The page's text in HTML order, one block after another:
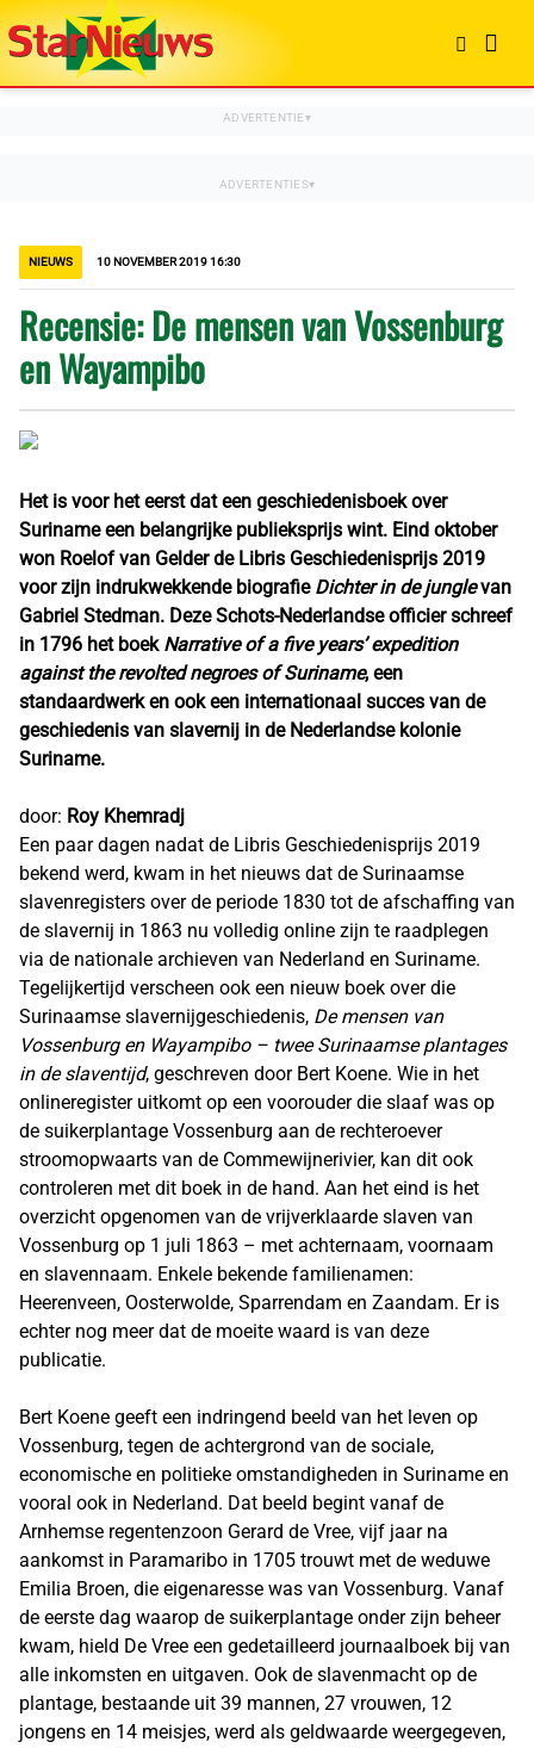
NIEUWS 10 NOVEMBER 2019 16:30
Recensie: De mensen van Vossenburg
en Wayampibo
Het is voor het eerst dat een geschiedenisboek over
Suriname een belangrijke publieksprijs wint. Eind oktober
won Roelof van Gelder de Libris Geschiedenisprijs 2019
voor zijn indrukwekkende biografie Dichter in de junglevan
Gabriel Stedman. Deze Schots-Nederlandse officier schreef
in 1796 het boek Narrative of a five years’ expedition
against the revolted negroes of Suriname, een
standaardwerk en ook een internationaal succes van de
geschiedenis van slavernij in de Nederlandse kolonie
Suriname.
door: Roy Khemradj
Een paar dagen nadat de Libris Geschiedenisprijs 2019
bekend werd, kwam in het nieuws dat de Surinaamse
slavenregisters over de periode 1830 tot de afschaffing van
de slavernij in 1863 nu volledig online zijn te raadplegen
via de nationale archieven van Nederland en Suriname.
Tegelijkertijd verscheen ook een nieuw boek over die
Surinaamse slavernijgeschiedenis, De mensen van
Vossenburg en Wayampibo – twee Surinaamse plantages
in de slaventijd, geschreven door Bert Koene. Wie in het
onlineregister uitkomt op een voorouder die slaaf was op
de suikerplantage Vossenburg aan de rechteroever
stroomopwaarts van de Commewijnerivier, kan dit ook
controleren met dit boek in de hand. Aan het eind is het
overzicht opgenomen van de vrijverklaarde slaven van
Vossenburg op 1 juli 1863 – met achternaam, voornaam
en slavennaam. Enkele bekende familienamen:
Heerenveen, Oosterwolde, Sparrendam en Zaandam. Er is
echter nog meer dat de moeite waard is van deze
publicatie.
Bert Koene geeft een indringend beeld van het leven op
Vossenburg, tegen de achtergrond van de sociale,
economische en politieke omstandigheden in Suriname en
vooral ook in Nederland. Dat beeld begint vanaf de
Arnhemse regentenzoon Gerard de Vree, vijf jaar na
aankomst in Paramaribo in 1705 trouwt met de weduwe
Emilia Broen, die eigenaresse was van Vossenburg. Vanaf
de eerste dag waarop de suikerplantage onder zijn beheer
kwam, hield De Vree een gedetailleerd journaalboek bij van
alle inkomsten en uitgaven. Ook de slavenmacht op de
plantage, bestaande uit 39 mannen, 27 vrouwen, 12
jongens en 14 meisjes, werd als geldwaarde weergegeven,